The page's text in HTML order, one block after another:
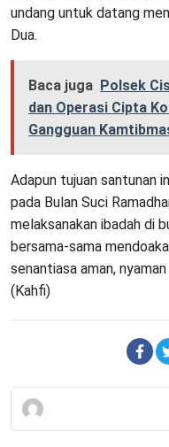
undang untuk datang
Dua.
Baca juga Polsek
dan Operasi Cipta
Gangguan
Adapun tujuan santunan
pada Bulan Suci
melaksanakan ibadah di
bersama-sama
senantiasa aman,
(Kahfi)